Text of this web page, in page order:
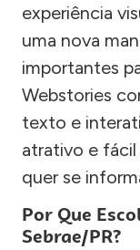
experiência
uma nova
importantes
Webstories
texto e
atrativo e fácil
quer se
Por Que
Sebrae/PR?